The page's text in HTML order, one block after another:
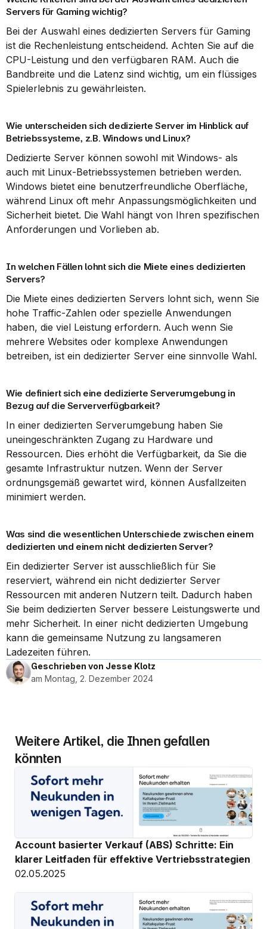
Servers für Gaming wichtig?
Bei der Auswahl eines dedizierten Servers für Gaming
ist die Rechenleistung entscheidend. Achten Sie auf die
CPU-Leistung und den verfügbaren RAM. Auch die
Bandbreite und die Latenz sind wichtig, um ein flüssiges
Spielerlebnis zu gewährleisten.
Wie unterscheiden sich dedizierte Server im Hinblick auf
Betriebssysteme, z.B. Windows und Linux?
Dedizierte Server können sowohl mit Windows- als
auch mit Linux-Betriebssystemen betrieben werden.
Windows bietet eine benutzerfreundliche Oberfläche,
während Linux oft mehr Anpassungsmöglichkeiten und
Sicherheit bietet. Die Wahl hängt von Ihren spezifischen
Anforderungen und Vorlieben ab.
In welchen Fällen lohnt sich die Miete eines dedizierten
Servers?
Die Miete eines dedizierten Servers lohnt sich, wenn Sie
hohe Traffic-Zahlen oder spezielle Anwendungen
haben, die viel Leistung erfordern. Auch wenn Sie
mehrere Websites oder komplexe Anwendungen
betreiben, ist ein dedizierter Server eine sinnvolle Wahl.
Wie definiert sich eine dedizierte Serverumgebung in
Bezug auf die Serververfügbarkeit?
In einer dedizierten Serverumgebung haben Sie
uneingeschränkten Zugang zu Hardware und
Ressourcen. Dies erhöht die Verfügbarkeit, da Sie die
gesamte Infrastruktur nutzen. Wenn der Server
ordnungsgemäß gewartet wird, können Ausfallzeiten
minimiert werden.
Was sind die wesentlichen Unterschiede zwischen einem
dedizierten und einem nicht dedizierten Server?
Ein dedizierter Server ist ausschließlich für Sie
reserviert, während ein nicht dedizierter Server
Ressourcen mit anderen Nutzern teilt. Dadurch haben
Sie beim dedizierten Server bessere Leistungswerte und
mehr Sicherheit. In einer nicht dedizierten Umgebung
kann die gemeinsame Nutzung zu langsameren
Ladezeiten führen.
Geschrieben von Jesse Klotz
am Montag, 2. Dezember 2024
Weitere Artikel, die Ihnen gefallen
könnten
Account basierter Verkauf (ABS) Schritte: Ein
klarer Leitfaden für effektive Vertriebsstrategien
02.05.2025